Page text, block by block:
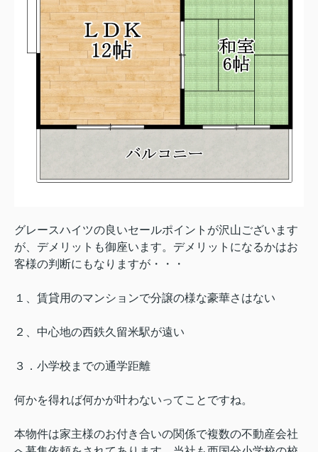
グレースハイツの良いセールポイントが沢山ございます
が、デメリットも御座います。デメリットになるかはお
客様の判断にもなりますが・・・
１、賃貸用のマンションで分譲の様な豪華さはない
２、中心地の西鉄久留米駅が遠い
３．小学校までの通学距離
何かを得れば何かが叶わないってことですね。
本物件は家主様のお付き合いの関係で複数の不動産会社